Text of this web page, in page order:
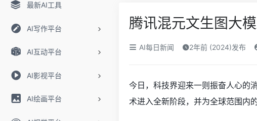
最新AI工具
AI写作平台
AI互动平台
AI影视平台
AI绘画平台
腾讯混元文生图大
AI每日新闻 2年前 (2024)发布
今日，科技界迎来一则振奋人心的
术进入全新阶段，并为全球范围内